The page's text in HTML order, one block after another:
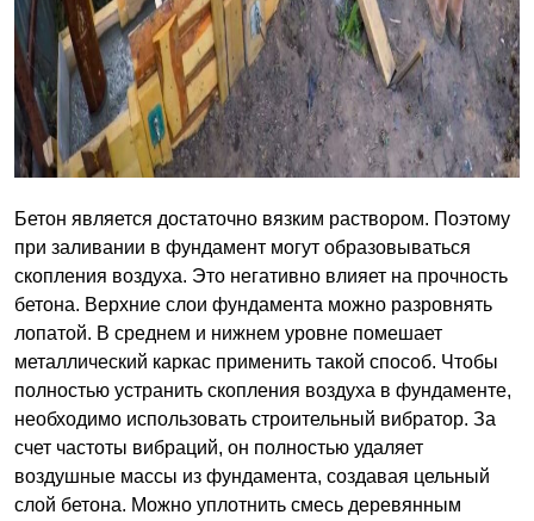
Бетон является достаточно вязким раствором. Поэтому
при заливании в фундамент могут образовываться
скопления воздуха. Это негативно влияет на прочность
бетона. Верхние слои фундамента можно разровнять
лопатой. В среднем и нижнем уровне помешает
металлический каркас применить такой способ. Чтобы
полностью устранить скопления воздуха в фундаменте,
необходимо использовать строительный вибратор. За
счет частоты вибраций, он полностью удаляет
воздушные массы из фундамента, создавая цельный
слой бетона. Можно уплотнить смесь деревянным